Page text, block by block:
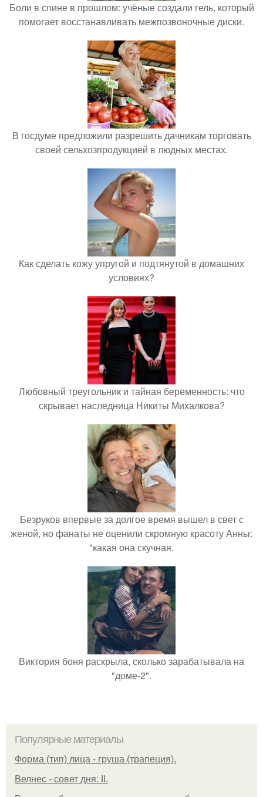
Боли в спине в прошлом: учёные создали гель, который
помогает восстанавливать межпозвоночные диски.
В госдуме предложили разрешить дачникам торговать
своей сельхозпродукцией в людных местах.
Как сделать кожу упругой и подтянутой в домашних
условиях?
Любовный треугольник и тайная беременность: что
скрывает наследница Никиты Михалкова?
Безруков впервые за долгое время вышел в свет с
женой, но фанаты не оценили скромную красоту Анны:
"какая она скучная.
Виктория боня раскрыла, сколько зарабатывала на
"доме-2".
Популярные материалы
Форма (тип) лица - груша (трапеция).
Велнес - совет дня: II.